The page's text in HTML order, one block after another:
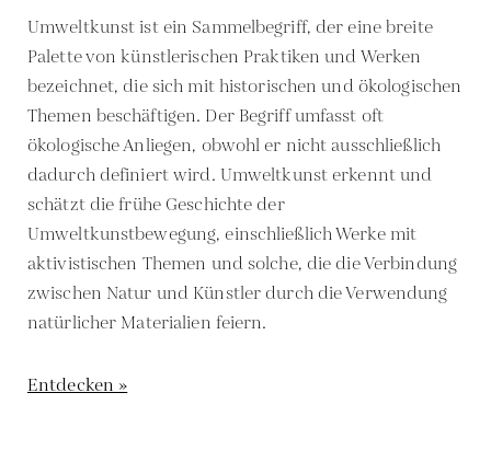
Umweltkunst ist ein Sammelbegriff, der eine breite
Palette von künstlerischen Praktiken und Werken
bezeichnet, die sich mit historischen und ökologischen
Themen beschäftigen. Der Begriff umfasst oft
ökologische Anliegen, obwohl er nicht ausschließlich
dadurch definiert wird. Umweltkunst erkennt und
schätzt die frühe Geschichte der
Umweltkunstbewegung, einschließlich Werke mit
aktivistischen Themen und solche, die die Verbindung
zwischen Natur und Künstler durch die Verwendung
natürlicher Materialien feiern.
Entdecken »